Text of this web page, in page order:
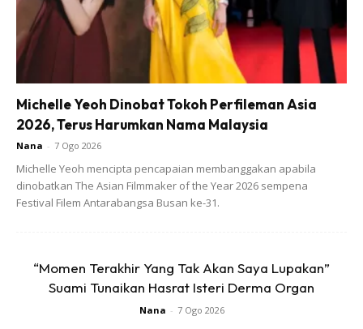
Michelle Yeoh Dinobat Tokoh Perfileman Asia
2026, Terus Harumkan Nama Malaysia
Nana - 7 Ogo 2026
Michelle Yeoh mencipta pencapaian membanggakan apabila
dinobatkan The Asian Filmmaker of the Year 2026 sempena
Festival Filem Antarabangsa Busan ke-31.
“Momen Terakhir Yang Tak Akan Saya Lupakan”
Suami Tunaikan Hasrat Isteri Derma Organ
Nana - 7 Ogo 2026